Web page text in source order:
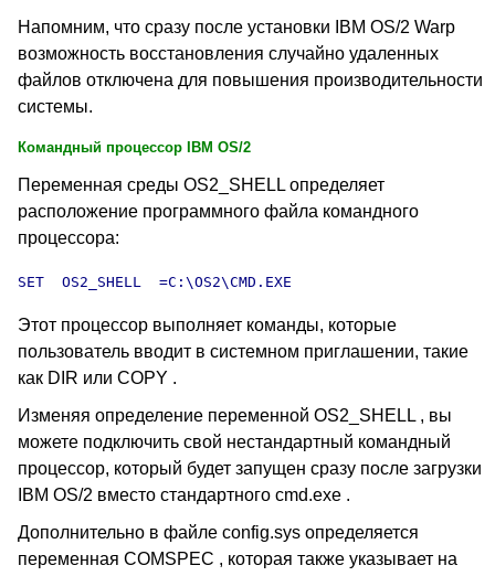
Напомним, что сразу после установки IBM OS/2 Warp
возможность восстановления случайно удаленных
файлов отключена для повышения производительности
системы.
Командный процессор IBM OS/2
Переменная среды OS2_SHELL определяет
расположение программного файла командного
процессора:
SET  OS2_SHELL  =C:\OS2\CMD.EXE
Этот процессор выполняет команды, которые
пользователь вводит в системном приглашении, такие
как DIR или COPY .
Изменяя определение переменной OS2_SHELL , вы
можете подключить свой нестандартный командный
процессор, который будет запущен сразу после загрузки
IBM OS/2 вместо стандартного cmd.exe .
Дополнительно в файле config.sys определяется
переменная COMSPEC , которая также указывает на